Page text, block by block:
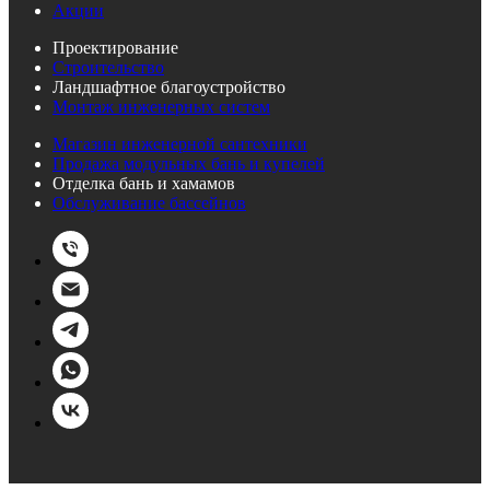
Акции
Проектирование
Строительство
Ландшафтное благоустройство
Монтаж инженерных систем
Магазин инженерной сантехники
Продажа модульных бань и купелей
Отделка бань и хамамов
Обслуживание бассейнов